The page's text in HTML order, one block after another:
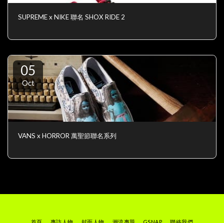
SUPREME x NIKE 聯名 SHOX RIDE 2
05
Oct
VANS x HORROR 萬聖節聯名系列
首頁 專訪人物 封面人物 潮流專題 GSNAP 聯絡我們